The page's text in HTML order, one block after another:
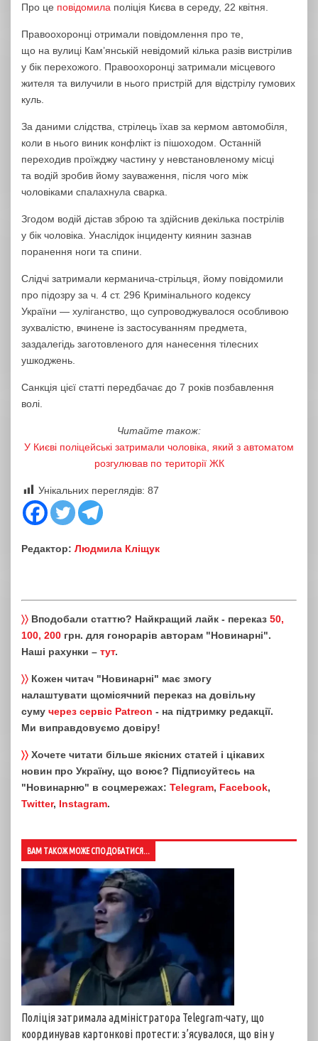
Про це повідомила поліція Києва в середу, 22 квітня.
Правоохоронці отримали повідомлення про те,
що на вулиці Кам’янській невідомий кілька разів вистрілив
у бік перехожого. Правоохоронці затримали місцевого
жителя та вилучили в нього пристрій для відстрілу гумових
куль.
За даними слідства, стрілець їхав за кермом автомобіля,
коли в нього виник конфлікт із пішоходом. Останній
переходив проїжджу частину у невстановленому місці
та водій зробив йому зауваження, після чого між
чоловіками спалахнула сварка.
Згодом водій дістав зброю та здійснив декілька пострілів
у бік чоловіка. Унаслідок інциденту киянин зазнав
поранення ноги та спини.
Слідчі затримали керманича-стрільця, йому повідомили
про підозру за ч. 4 ст. 296 Кримінального кодексу
України — хуліганство, що супроводжувалося особливою
зухвалістю, вчинене із застосуванням предмета,
заздалегідь заготовленого для нанесення тілесних
ушкоджень.
Санкція цієї статті передбачає до 7 років позбавлення
волі.
Читайте також:
У Києві поліцейські затримали чоловіка, який з автоматом
розгулював по території ЖК
Унікальних переглядів: 87
Редактор: Людмила Кліщук
〉〉 Вподобали статтю? Найкращий лайк - переказ 50,
100, 200 грн. для гонорарів авторам "Новинарні".
Наші рахунки – тут.
〉〉 Кожен читач "Новинарні" має змогу
налаштувати щомісячний переказ на довільну
суму через сервіс Patreon - на підтримку редакції.
Ми виправдовуємо довіру!
〉〉 Хочете читати більше якісних статей і цікавих
новин про Україну, що воює? Підписуйтесь на
"Новинарню" в соцмережах: Telegram, Facebook,
Twitter, Instagram.
ВАМ ТАКОЖ МОЖЕ СПОДОБАТИСЯ...
Поліція затримала адміністратора Telegram-чату, що
координував картонкові протести: з’ясувалося, що він у